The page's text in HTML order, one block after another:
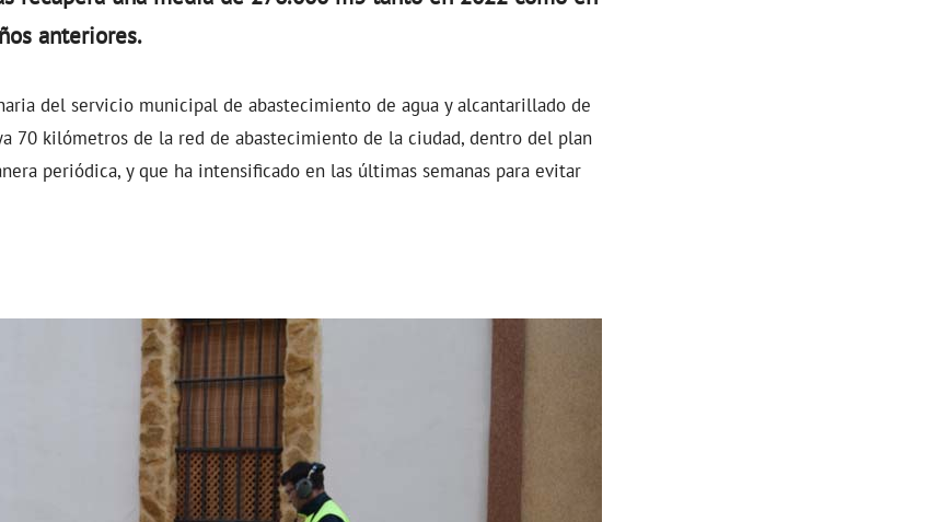
anteriores.
del servicio municipal de abastecimiento de agua y alcantarillado de
70 kilómetros de la red de abastecimiento de la ciudad, dentro del plan
periódica, y que ha intensificado en las últimas semanas para evitar